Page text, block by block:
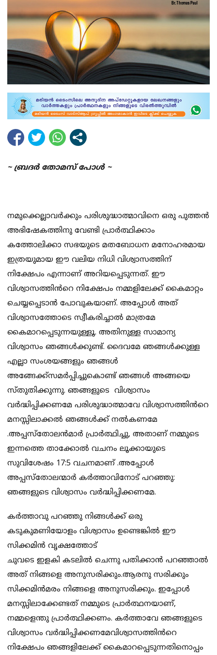
~ബ്രദർ തോമസ് പോള്‍ ~
നമുക്കെല്ലാവർക്കും പരിശുദ്ധാത്മാവിനെ ഒരു പുത്തൻ
അഭിഷേകത്തിനു വേണ്ടി പ്രാർത്ഥിക്കാം
കത്തോലിക്കാ സഭയുടെ മതബോധന മനോഹരമായ
ഇത്രയുമായ ഈ വലിയ നിധി വിശ്വാസത്തിന്
നിക്ഷേപം എന്നാണ് അറിയപ്പെടുന്നത്. ഈ
വിശ്വാസത്തിൻറെ നിക്ഷേപം നമ്മളിലേക്ക് കൈമാറ്റം
ചെയ്യപ്പെടാൻ പോവുകയാണ്. അപ്പോൾ അത്
വിശ്വാസത്തോടെ സ്വീകരിച്ചാൽ മാത്രമേ
കൈമാറപ്പെടുന്നയുള്ളൂ. അതിനുള്ള സാമാന്യ
വിശ്വാസം ഞങ്ങൾക്കുണ്ട്. ദൈവമേ ഞങ്ങൾക്കുള്ള
എല്ലാ സംശയങ്ങളും ഞങ്ങൾ
അങ്ങേക്ക്സമർപ്പിച്ചുകൊണ്ട് ഞങ്ങൾ അങ്ങയെ
സ്തുതിക്കുന്നു. ഞങ്ങളുടെ വിശ്വാസം
വർദ്ധിപ്പിക്കണമേ പരിശുദ്ധാത്മാവേ വിശ്വാസത്തിൻറെ
മനസ്സിലാക്കൽ ഞങ്ങൾക്ക് നൽകണമേ
.അപ്പസ്തോലൻമാർ പ്രാർത്ഥിച്ചു, അതാണ് നമ്മുടെ
ഇന്നത്തെ താക്കോൽ വചനം ലൂക്കായുടെ
സുവിശേഷം 17:5 വചനമാണ് .അപ്പോൾ
അപ്പസ്തോലന്മാർ കർത്താവിനോട് പറഞ്ഞു:
ഞങ്ങളുടെ വിശ്വാസം വർദ്ധിപ്പിക്കണമേ.
കർത്താവു പറഞ്ഞു നിങ്ങൾക്ക് ഒരു
കടുകുമണിയോളം വിശ്വാസം ഉണ്ടെങ്കിൽ ഈ
സിക്കമിൻ വൃക്ഷത്തോട്‌
ചുവടെ ഇളകി കടലിൽ ചെന്നു പതിക്കാന്‍ പറഞ്ഞാൽ
അത് നിങ്ങളെ അനുസരിക്കും.ആരനു സരിക്കും
സിക്കമിൻമരം നിങ്ങളെ അനുസരിക്കും. ഇപ്പോൾ
മനസ്സിലാക്കേണ്ടത് നമ്മുടെ പ്രാർത്ഥനയാണ്,
നമ്മളെന്തു പ്രാർത്ഥിക്കണം. കർത്താവേ ഞങ്ങളുടെ
വിശ്വാസം വർദ്ധിപ്പിക്കണമേവിശ്വാസത്തിൻറെ
നിക്ഷേപം ഞങ്ങളിലേക്ക് കൈമാറപ്പെടുന്നതിനൊപ്പം